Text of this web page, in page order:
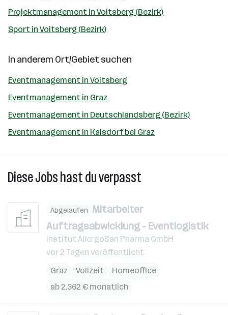
Projektmanagement in Voitsberg (Bezirk)
Sport in Voitsberg (Bezirk)
In anderem Ort/Gebiet suchen
Eventmanagement in Voitsberg
Eventmanagement in Graz
Eventmanagement in Deutschlandsberg (Bezirk)
Eventmanagement in Kalsdorf bei Graz
Diese Jobs hast du verpasst
Abgelaufen Mitarbeiter
Auftragsabwicklung - Eventlogistik
Institut AllergoSan Pharma GmbH
vor 2 Tagen veröffentlicht
Graz
Vollzeit
Homeoffice
ab 2.362 € monatlich